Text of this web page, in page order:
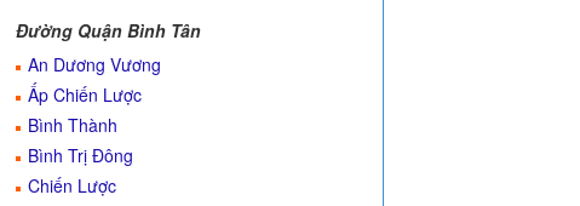
Đường Quận Bình Tân
An Dương Vương
Ấp Chiến Lược
Bình Thành
Bình Trị Đông
Chiến Lược